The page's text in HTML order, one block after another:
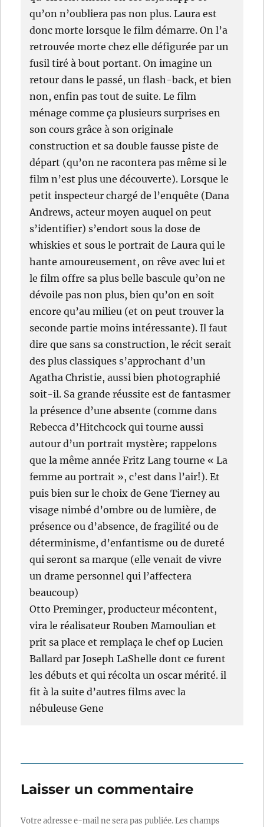
qu’on n’oubliera pas non plus. Laura est
donc morte lorsque le film démarre. On l’a
retrouvée morte chez elle défigurée par un
fusil tiré à bout portant. On imagine un
retour dans le passé, un flash-back, et bien
non, enfin pas tout de suite. Le film
ménage comme ça plusieurs surprises en
son cours grâce à son originale
construction et sa double fausse piste de
départ (qu’on ne racontera pas même si le
film n’est plus une découverte). Lorsque le
petit inspecteur chargé de l’enquête (Dana
Andrews, acteur moyen auquel on peut
s’identifier) s’endort sous la dose de
whiskies et sous le portrait de Laura qui le
hante amoureusement, on rêve avec lui et
le film offre sa plus belle bascule qu’on ne
dévoile pas non plus, bien qu’on en soit
encore qu’au milieu (et on peut trouver la
seconde partie moins intéressante). Il faut
dire que sans sa construction, le récit serait
des plus classiques s’approchant d’un
Agatha Christie, aussi bien photographié
soit-il. Sa grande réussite est de fantasmer
la présence d’une absente (comme dans
Rebecca d’Hitchcock qui tourne aussi
autour d’un portrait mystère; rappelons
que la même année Fritz Lang tourne « La
femme au portrait », c’est dans l’air!). Et
puis bien sur le choix de Gene Tierney au
visage nimbé d’ombre ou de lumière, de
présence ou d’absence, de fragilité ou de
déterminisme, d’enfantisme ou de dureté
qui seront sa marque (elle venait de vivre
un drame personnel qui l’affectera
beaucoup)
Otto Preminger, producteur mécontent,
vira le réalisateur Rouben Mamoulian et
prit sa place et remplaça le chef op Lucien
Ballard par Joseph LaShelle dont ce furent
les débuts et qui récolta un oscar mérité. il
fit à la suite d’autres films avec la
nébuleuse Gene
Laisser un commentaire
Votre adresse e-mail ne sera pas publiée.Les champs